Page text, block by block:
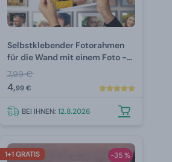
Selbstklebender Fotorahmen
für die Wand mit einem Foto -
Weiß
7,99 €
4,99 €
BEI IHNEN:12.8.2026
-35 %
1+1 GRATIS